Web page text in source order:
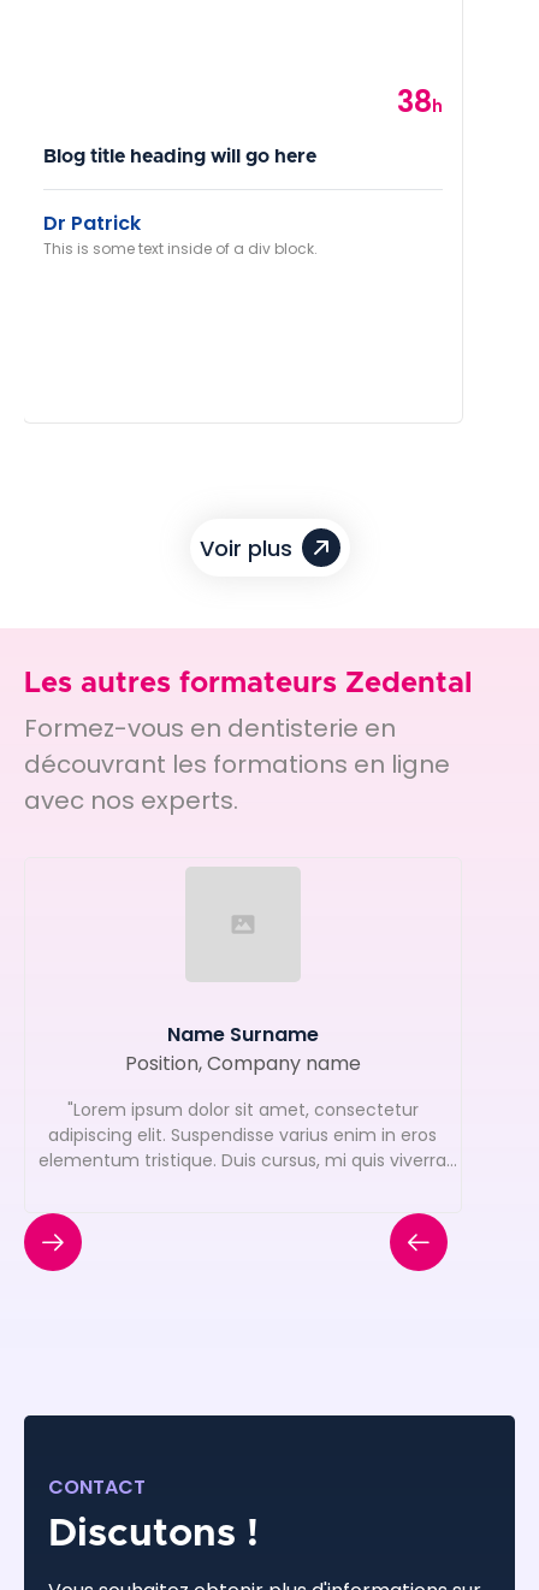
38h
Blog title heading will go here
Dr Patrick
This is some text inside of a div block.
Voir plus
Les autres formateurs Zedental
Formez-vous en dentisterie en
découvrant les formations en ligne
avec nos experts.
Name Surname
Position, Company name
"Lorem ipsum dolor sit amet, consectetur
adipiscing elit. Suspendisse varius enim in eros
elementum tristique. Duis cursus, mi quis viverra
CONTACT
Discutons !